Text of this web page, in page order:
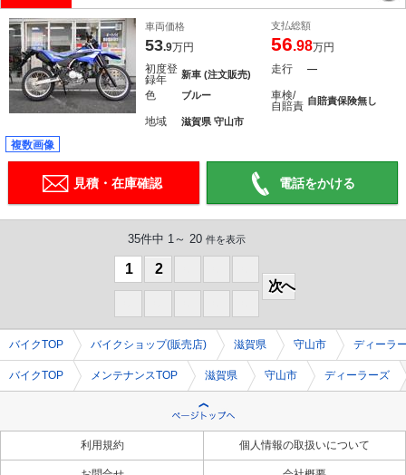
車両価格
53.9万円
支払総額
56.98万円
初度登
録年
新車 (注文販売) 走行 ―
色 ブルー
車検/
自賠責 自賠責保険無し
地域 滋賀県 守山市
複数画像
見積・在庫確認 電話をかける
35件中 1～ 20 件を表示
1 2
次へ
バイクTOP バイクショップ(販売店) 滋賀県 守山市 ディーラ
バイクTOP メンテナンスTOP 滋賀県 守山市 ディーラーズ
利用規約 個人情報の取扱いについて